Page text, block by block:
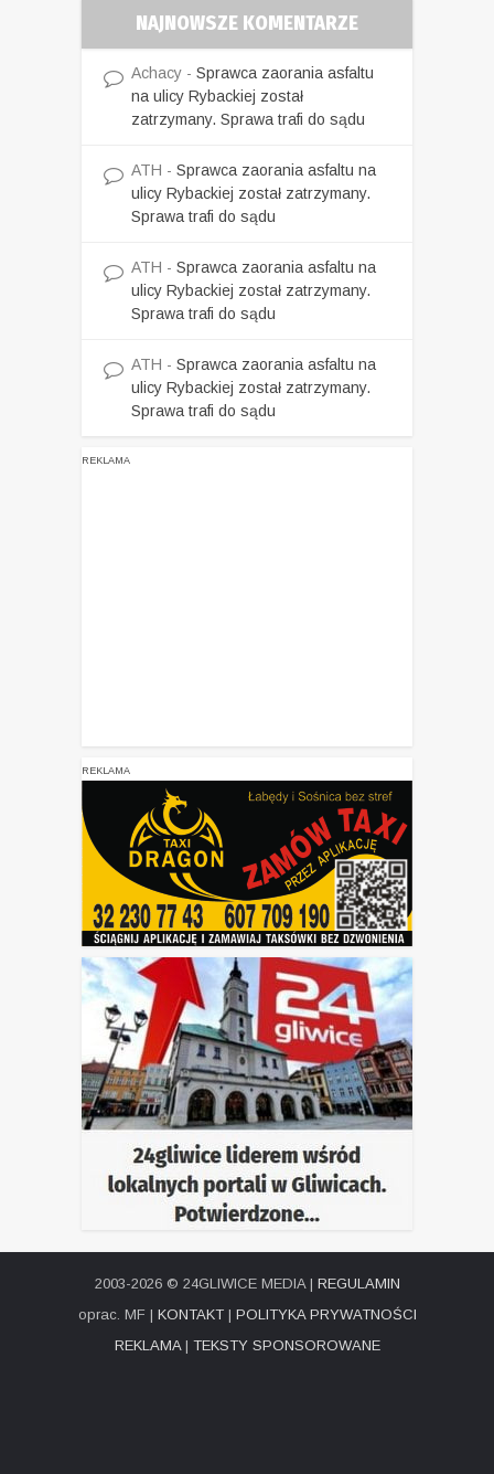
NAJNOWSZE KOMENTARZE
Achacy - Sprawca zaorania asfaltu
na ulicy Rybackiej został
zatrzymany. Sprawa trafi do sądu
ATH - Sprawca zaorania asfaltu na
ulicy Rybackiej został zatrzymany.
Sprawa trafi do sądu
ATH - Sprawca zaorania asfaltu na
ulicy Rybackiej został zatrzymany.
Sprawa trafi do sądu
ATH - Sprawca zaorania asfaltu na
ulicy Rybackiej został zatrzymany.
Sprawa trafi do sądu
REKLAMA
REKLAMA
2003-2026 © 24GLIWICE MEDIA | REGULAMIN
oprac. MF | KONTAKT| POLITYKA PRYWATNOŚCI
REKLAMA| TEKSTY SPONSOROWANE